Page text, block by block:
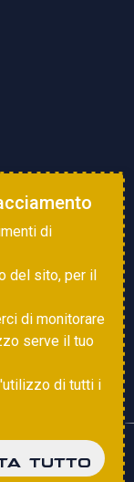
di
del sito, per il
di monitorare
serve il tuo
di tutti i
TUTTO